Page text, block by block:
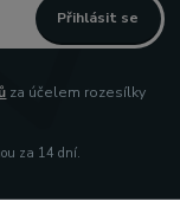
Přihlásit se
za účelem rozesílky
za 14 dní.